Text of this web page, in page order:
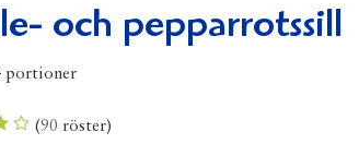
och pepparrotssill
portioner
(90 röster)